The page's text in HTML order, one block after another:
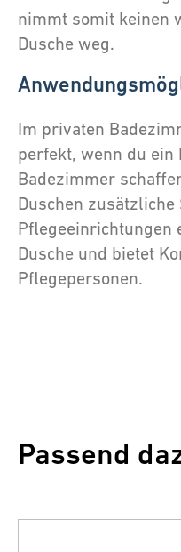
nimmt somit keinen
Dusche weg.
Im privaten
perfekt, wenn du
Badezimmer
Duschen
Pflegeeinrichtungen
Dusche und bietet
Pflegepersonen.
Passend